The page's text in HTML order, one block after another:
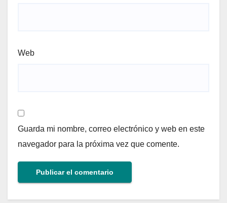
Web
Guarda mi nombre, correo electrónico y web en este
navegador para la próxima vez que comente.